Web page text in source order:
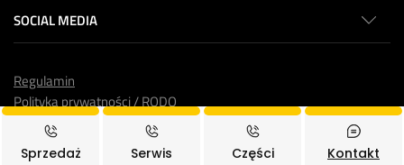
SOCIAL MEDIA
© 2025Toolmex Truck, Wszystkie prawa zastrzeżone.
Regulamin
Polityka prywatności / RODO
Sprzedaż Serwis Części Kontakt